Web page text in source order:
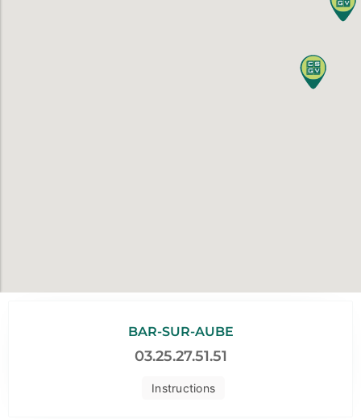
Instructions
BAR-SUR-AUBE
03.25.27.51.51